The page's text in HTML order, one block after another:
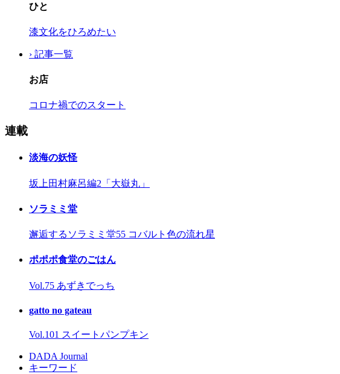
ひと
漆文化をひろめたい
› 記事一覧
お店
コロナ禍でのスタート
連載
淡海の妖怪
坂上田村麻呂編2「大嶽丸」
ソラミミ堂
邂逅するソラミミ堂55 コバルト色の流れ星
ポポポ食堂のごはん
Vol.75 あずきでっち
gatto no gateau
Vol.101 スイートパンプキン
DADA Journal
キーワード